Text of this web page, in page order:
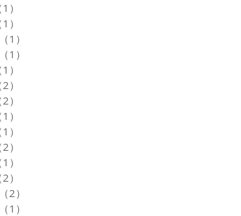
1）
1）
（1）
（1）
1）
2）
2）
1）
1）
2）
1）
2）
（2）
（1）